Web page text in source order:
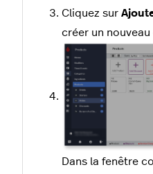
Cliquez sur
créer un
Dans la fenêtre